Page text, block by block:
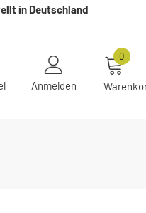
in Deutschland
Anmelden
0